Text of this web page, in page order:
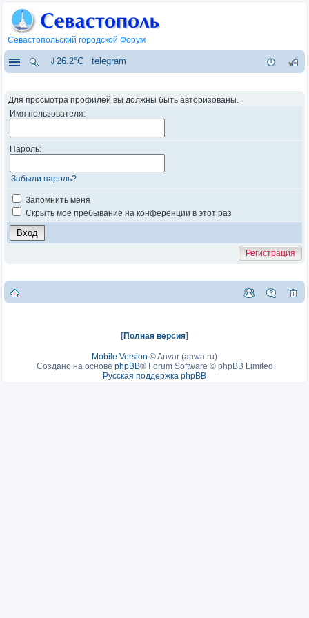
Севастопольский городской Форум
⇓26.2°C telegram
Для просмотра профилей вы должны быть авторизованы.
Имя пользователя:
Пароль:
Забыли пароль?
Запомнить меня
Скрыть моё пребывание на конференции в этот раз
Регистрация
[Полная версия]
Mobile Version ©Anvar (apwa.ru)
Создано на основе phpBB® Forum Software © phpBB Limited
Русская поддержка phpBB